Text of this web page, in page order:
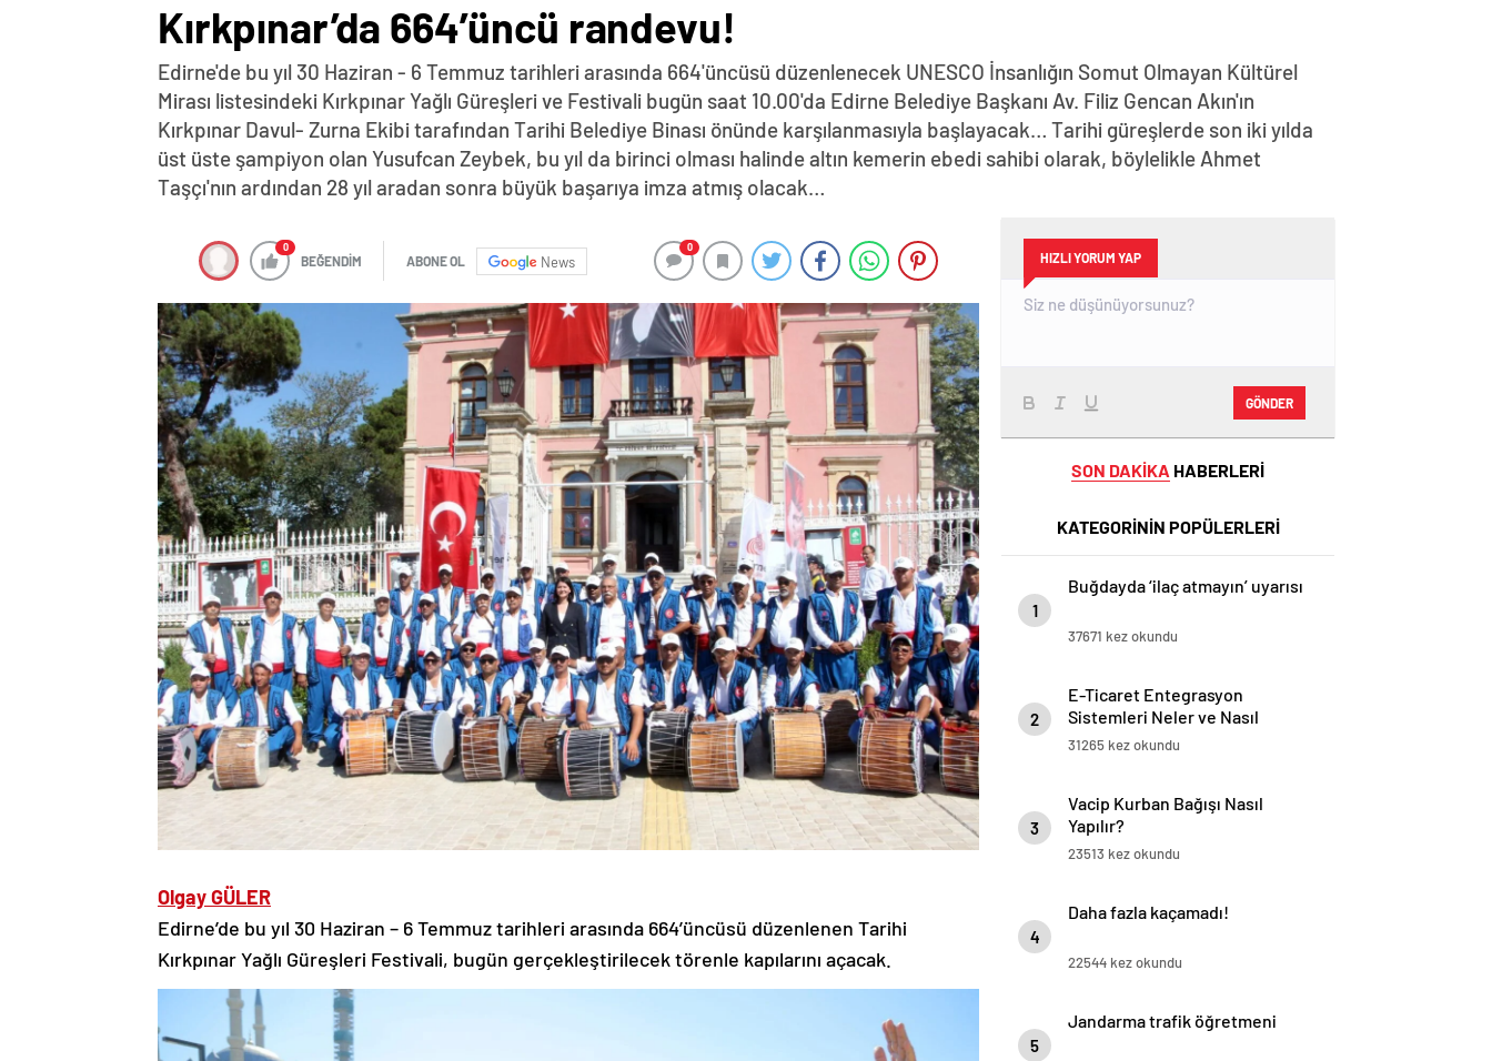
Kırkpınar’da 664’üncü randevu!
Edirne'de bu yıl 30 Haziran - 6 Temmuz tarihleri arasında 664'üncüsü düzenlenecek UNESCO İnsanlığın Somut Olmayan Kültürel
Mirası listesindeki Kırkpınar Yağlı Güreşleri ve Festivali bugün saat 10.00'da Edirne Belediye Başkanı Av. Filiz Gencan Akın'ın
Kırkpınar Davul- Zurna Ekibi tarafından Tarihi Belediye Binası önünde karşılanmasıyla başlayacak… Tarihi güreşlerde son iki yılda
üst üste şampiyon olan Yusufcan Zeybek, bu yıl da birinci olması halinde altın kemerin ebedi sahibi olarak, böylelikle Ahmet
Taşçı'nın ardından 28 yıl aradan sonra büyük başarıya imza atmış olacak…
0
BEĞENDİM ABONE OL News
0
Olgay GÜLER
Edirne’de bu yıl 30 Haziran – 6 Temmuz tarihleri arasında 664’üncüsü düzenlenen Tarihi
Kırkpınar Yağlı Güreşleri Festivali, bugün gerçekleştirilecek törenle kapılarını açacak.
HIZLI YORUM YAP
GÖNDER
SON DAKİKA HABERLERİ
KATEGORİNİN POPÜLERLERİ
1
Buğdayda ‘ilaç atmayın’ uyarısı
37671 kez okundu
2
E-Ticaret Entegrasyon
Sistemleri Neler ve Nasıl
Yapılır?
31265 kez okundu
3
Vacip Kurban Bağışı Nasıl
Yapılır?
23513 kez okundu
4
Daha fazla kaçamadı!
22544 kez okundu
5
Jandarma trafik öğretmeni